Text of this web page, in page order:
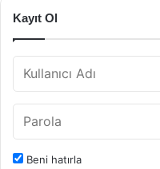
Kayıt Ol
Beni hatırla